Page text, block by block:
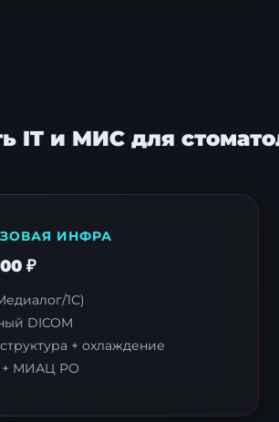
IT и МИС для
ИНФРА
₽
1С)
DICOM
+ охлаждение
+ МИАЦ РО